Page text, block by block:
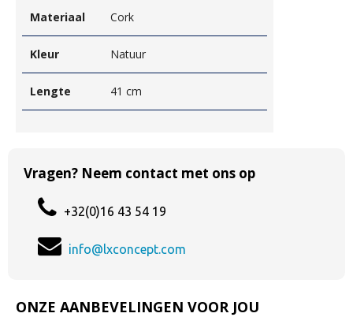
Materiaal Cork
Kleur Natuur
Lengte 41 cm
Vragen? Neem contact met ons op
+32(0)16 43 54 19
info@lxconcept.com
ONZE AANBEVELINGEN VOOR JOU